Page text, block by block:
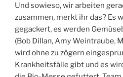
Und sowieso, wir arbeiten
zusammen, merkt ihr das? Es
gegackert, es werden
(Bob Dillan, Amy Weintraube,
wird ohne zu zögern
Krankheitsfälle gibt und es